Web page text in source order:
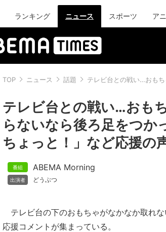
ランキング ニュース スポーツ ア
TOP ニュース 話題 テレビ台との戦い…おも
テレビ台との戦い…おも
らないなら後ろ足をつか
ちょっと！」など応援の
ABEMA Morning
どうぶつ
テレビ台の下のおもちゃがなかなか取れ
応援コメントが集まっている。